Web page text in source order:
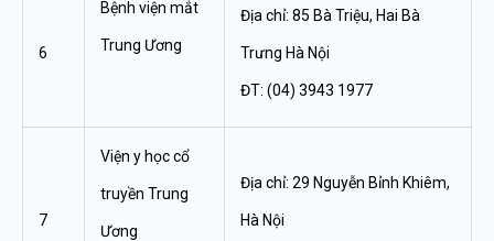
6
Bệnh viện mắt
Trung Ương
Địa chỉ: 85 Bà Triệu, Hai Bà
Trưng Hà Nội
ĐT: (04) 3943 1977
7
Viện y học cổ
truyền Trung
Ương
Địa chỉ: 29 Nguyễn Bỉnh Khiêm,
Hà Nội